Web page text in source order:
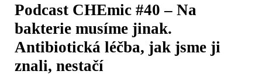
Podcast CHEmic #40 – Na
bakterie musíme jinak.
Antibiotická léčba, jak jsme ji
znali, nestačí